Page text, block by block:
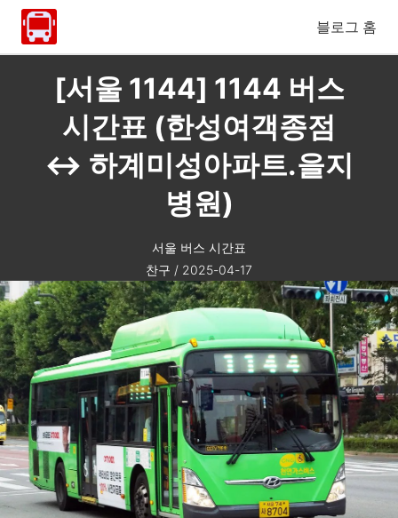
블로그 홈
[서울 1144] 1144 버스
시간표 (한성여객종점
↔ 하계미성아파트.을지
병원)
서울 버스 시간표
찬구 / 2025-04-17